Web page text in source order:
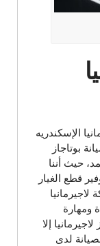
الإسكندريه
بوتاجاز
حيث أننا
قطع الغيار
ومهارة
إلا
لدى